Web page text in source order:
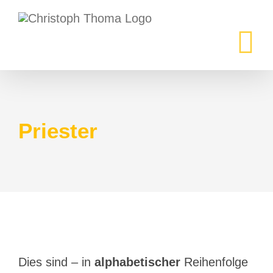
Priester
Dies sind – in alphabetischer Reihenfolge